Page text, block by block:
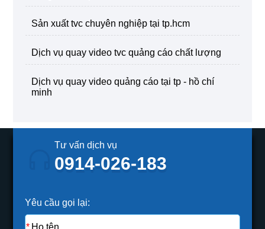
sản xuất tvc chuyên nghiệp tại tp.hcm
dịch vụ quay video tvc quảng cáo chất lượng
dịch vụ quay video quảng cáo tại tp - hồ chí
minh
Tư vấn dịch vụ
0914-026-183
Yêu cầu gọi lại: